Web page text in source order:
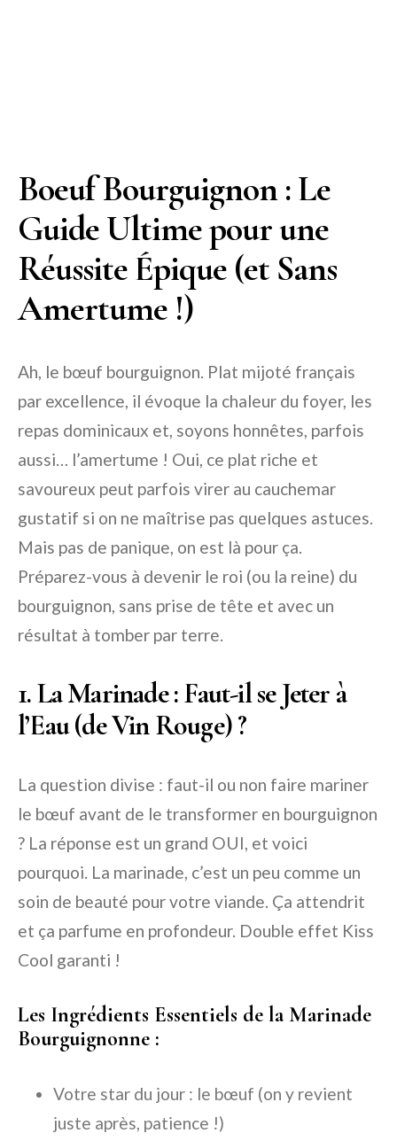
Boeuf Bourguignon : Le
Guide Ultime pour une
Réussite Épique (et Sans
Amertume !)
Ah, le bœuf bourguignon. Plat mijoté français
par excellence, il évoque la chaleur du foyer, les
repas dominicaux et, soyons honnêtes, parfois
aussi… l’amertume ! Oui, ce plat riche et
savoureux peut parfois virer au cauchemar
gustatif si on ne maîtrise pas quelques astuces.
Mais pas de panique, on est là pour ça.
Préparez-vous à devenir le roi (ou la reine) du
bourguignon, sans prise de tête et avec un
résultat à tomber par terre.
1. La Marinade : Faut-il se Jeter à
l’Eau (de Vin Rouge) ?
La question divise : faut-il ou non faire mariner
le bœuf avant de le transformer en bourguignon
? La réponse est un grand OUI, et voici
pourquoi. La marinade, c’est un peu comme un
soin de beauté pour votre viande. Ça attendrit
et ça parfume en profondeur. Double effet Kiss
Cool garanti !
Les Ingrédients Essentiels de la Marinade
Bourguignonne :
Votre star du jour : le bœuf (on y revient
juste après, patience !)